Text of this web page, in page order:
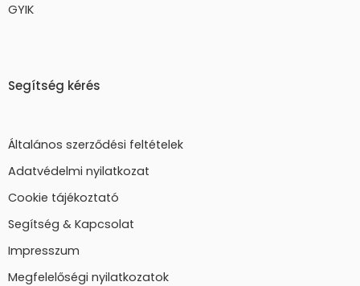
GYIK
Segítség kérés
Általános szerződési feltételek
Adatvédelmi nyilatkozat
Cookie tájékoztató
Segítség & Kapcsolat
Impresszum
Megfelelőségi nyilatkozatok